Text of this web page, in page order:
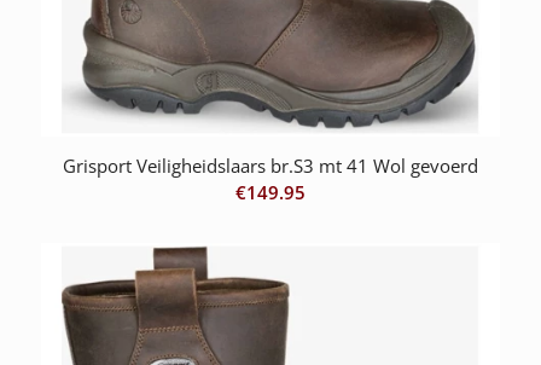
Grisport Veiligheidslaars br.S3 mt 41 Wol gevoerd
€149.95